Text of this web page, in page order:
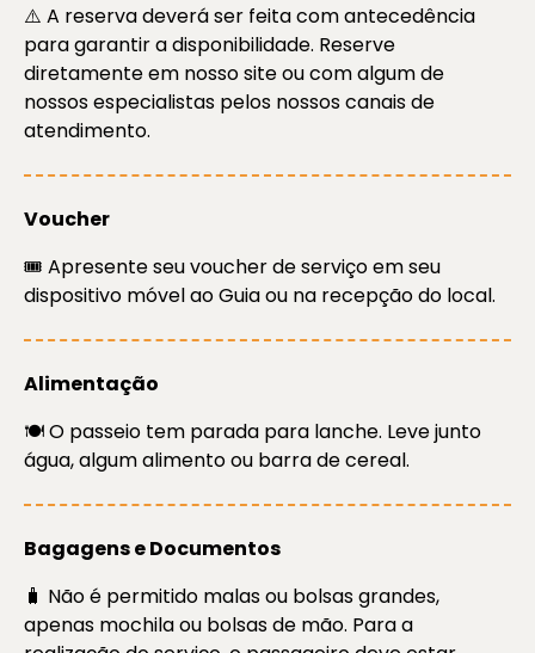
⚠️ A reserva deverá ser feita com antecedência
para garantir a disponibilidade. Reserve
diretamente em nosso site ou com algum de
nossos especialistas pelos nossos canais de
atendimento.
Voucher
🎟️ Apresente seu voucher de serviço em seu
dispositivo móvel ao Guia ou na recepção do local.
Alimentação
🍽️ O passeio tem parada para lanche. Leve junto
água, algum alimento ou barra de cereal.
Bagagens e Documentos
🧳 Não é permitido malas ou bolsas grandes,
apenas mochila ou bolsas de mão. Para a